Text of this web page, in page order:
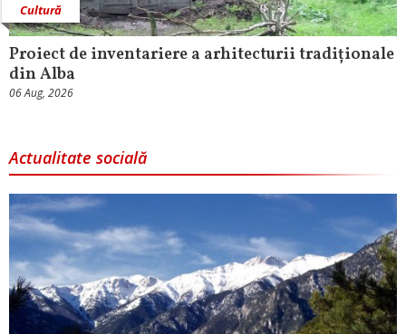
Cultură
Proiect de inventariere a arhitecturii tradiționale
din Alba
06 Aug, 2026
Actualitate socială